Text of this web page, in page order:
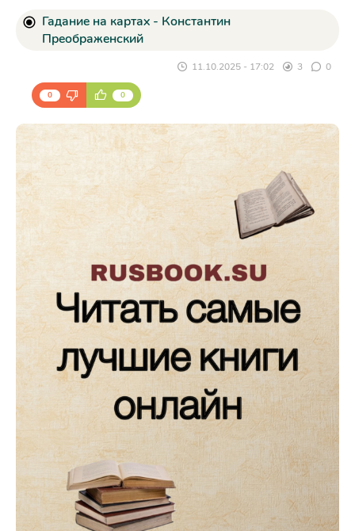
Гадание на картах - Константин
Преображенский
11.10.2025 - 17:02 3 0
0 0